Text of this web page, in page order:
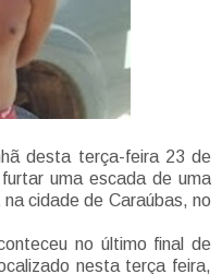
desta terça-feira 23 de
uma escada de uma
cidade de Caraúbas, no
no último final de
nesta terça feira,